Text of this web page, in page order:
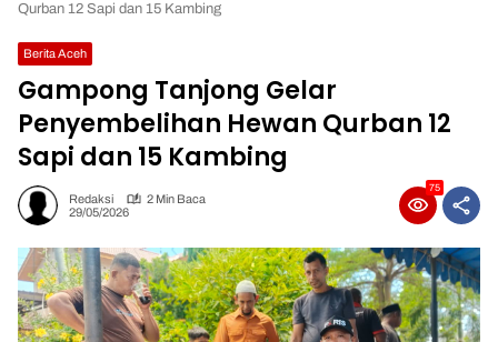
Qurban 12 Sapi dan 15 Kambing
Berita Aceh
Gampong Tanjong Gelar
Penyembelihan Hewan Qurban 12
Sapi dan 15 Kambing
Redaksi
2 Min Baca
29/05/2026
75